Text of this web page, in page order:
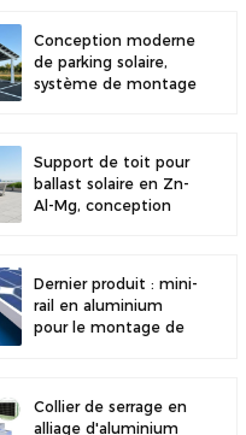
accrue
Conception moderne
de parking solaire,
système de montage
résistance
Support de toit pour
ballast solaire en Zn-
Al-Mg, conception
Dernier produit : mini-
rail en aluminium
pour le montage de
Collier de serrage en
alliage d'aluminium